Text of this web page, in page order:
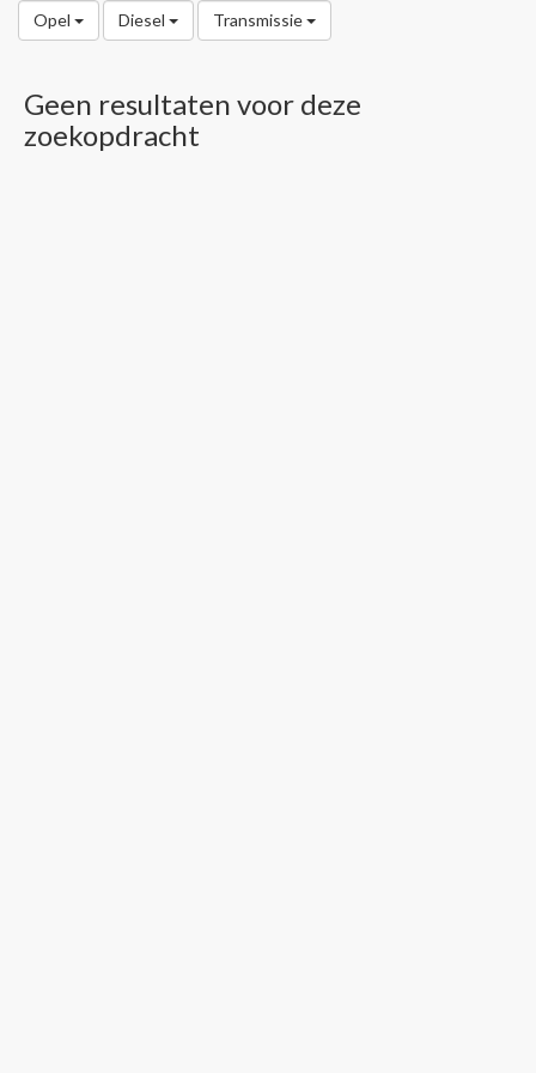
Opel Diesel Transmissie
Geen resultaten voor deze
zoekopdracht